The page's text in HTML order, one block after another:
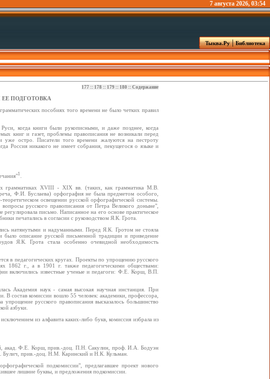
7 августа 2026, 03:54
Тыква.Ру|Библиотека
177 :: 178 :: 179 :: 180 :: Содержание
ЕЕ ПОДГОТОВКА
пособиях того времени не было четких правил
когда книги были рукописными, и даже позднее, когда
книг и газет, проблемы правописания не возникали перед
остро. Писатели того времени жалуются на пестроту
Россия никакого не имеет собрания, пекущегося о языке и
1
грамматиках XVIII - XIX вв. (таких, как грамматика М.В.
Ф.И. Буслаева) орфография не была предметом особого,
освещении русской орфографической системы.
русского правописания от Петра Великого доныне",
письмо. Написанное на его основе практическое
печатались в согласии с руководством Я.К. Грота.
натянутыми и надуманными. Перед Я.К. Гротом не стояла
было описание русской письменной традиции и приведение
Я.К. Грота стала особенно очевидной необходимость
в педагогических кругах. Проекты по упрощению русского
1862 г., а в 1901 г. также педагогическими обществами:
включились известные ученые и педагоги: Ф.Е. Корш, В.П.
Академия наук - самая высокая научная инстанция. При
В состав комиссии вошло 55 человек: академики, профессора,
русского правописания высказалось большинство
азбуки.
из алфавита каких-либо букв, комиссия избрала из
акад. Ф.Е. Корш, прив.-доц. П.Н. Сакулин, проф. И.А. Бодуэн
Булич, прив.-доц. Н.М. Каринский и Н.К. Кульман.
подкомиссии", предлагавшее проект нового
лишние буквы, и предложения подкомиссии.